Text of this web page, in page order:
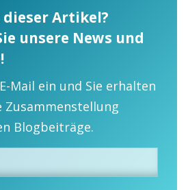
Artikel?
unsere News und
Mail ein und Sie erhalten
Zusammenstellung
Blogbeiträge.